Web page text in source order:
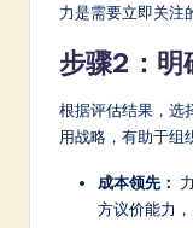
力是需要立即关注
步骤2：明
根据评估结果，选
用战略，有助于组
成本领先：
方议价能力，